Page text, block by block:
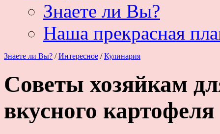
Знаете ли Вы?
Наша прекрасная
Знаете ли Вы? / Интересное / Кулинария
Советы хозяйкам
вкусного картофеля